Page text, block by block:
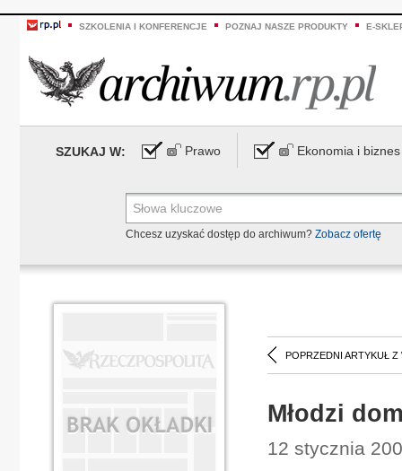
SZKOLENIA I KONFERENCJE POZNAJ NASZE PRODUKTY E-
SZUKAJ W: Prawo Ekonomia i biznes
Chcesz uzyskać dostęp do archiwum? Zobacz ofertę
POPRZEDNI ARTYKUŁ Z
Młodzi
12 stycznia